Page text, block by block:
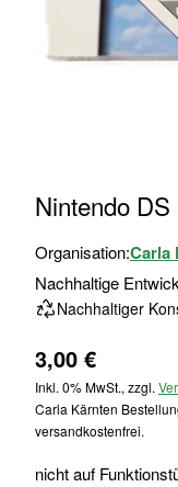
Anfang
Bildgalerie
springen
Nintendo
Organisation:Carla
Nachhaltige
Nachhaltiger
3,00 €
Inkl. 0% MwSt., zzgl.
Carla Kärnten
versandkostenfrei.
nicht auf